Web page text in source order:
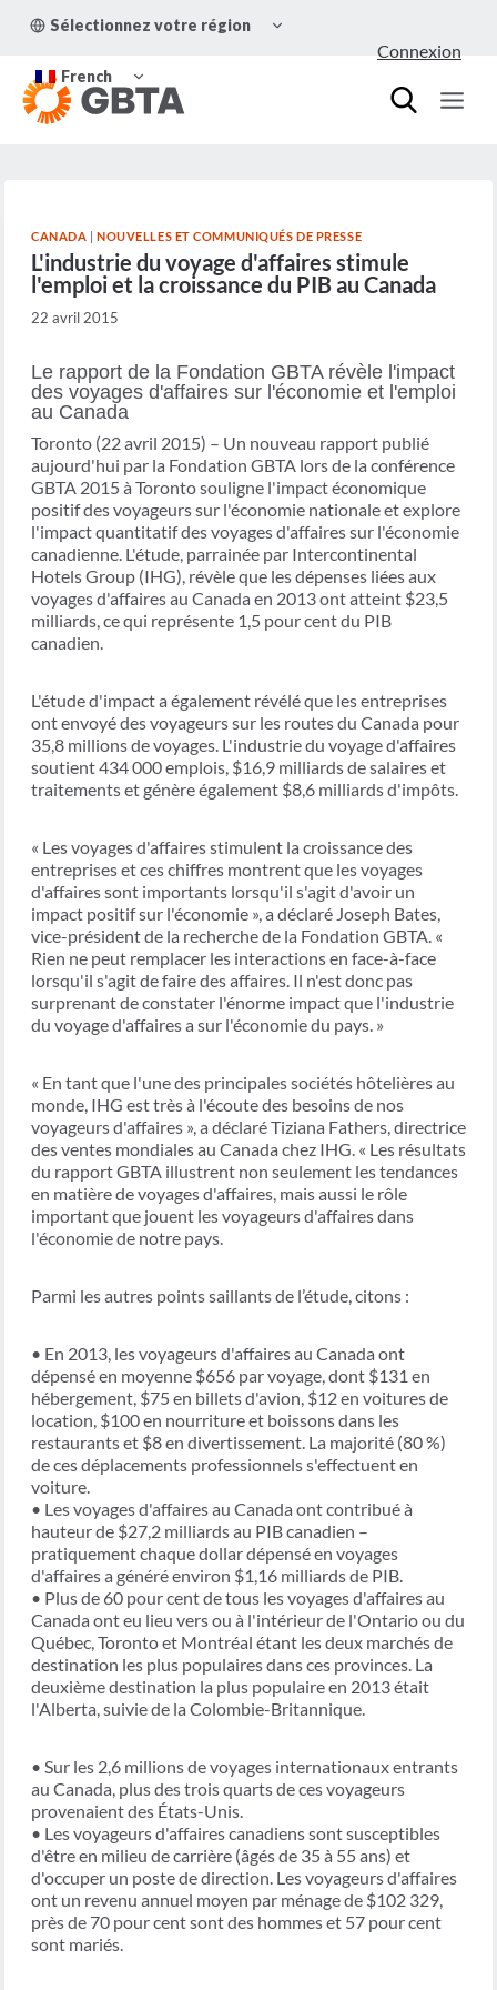
Sélectionnez votre région
LE
French
LE
MENU
ENFANT
Connexion
CANADA |NOUVELLES ET COMMUNIQUÉS DE PRESSE
L'industrie du voyage d'affaires stimule
l'emploi et la croissance du PIB au Canada
22 avril 2015
Le rapport de la Fondation GBTA révèle l'impact
des voyages d'affaires sur l'économie et l'emploi
au Canada
Toronto (22 avril 2015) – Un nouveau rapport publié
aujourd'hui par la Fondation GBTA lors de la conférence
GBTA 2015 à Toronto souligne l'impact économique
positif des voyageurs sur l'économie nationale et explore
l'impact quantitatif des voyages d'affaires sur l'économie
canadienne. L'étude, parrainée par Intercontinental
Hotels Group (IHG), révèle que les dépenses liées aux
voyages d'affaires au Canada en 2013 ont atteint $23,5
milliards, ce qui représente 1,5 pour cent du PIB
canadien.
L'étude d'impact a également révélé que les entreprises
ont envoyé des voyageurs sur les routes du Canada pour
35,8 millions de voyages. L'industrie du voyage d'affaires
soutient 434 000 emplois, $16,9 milliards de salaires et
traitements et génère également $8,6 milliards d'impôts.
« Les voyages d'affaires stimulent la croissance des
entreprises et ces chiffres montrent que les voyages
d'affaires sont importants lorsqu'il s'agit d'avoir un
impact positif sur l'économie », a déclaré Joseph Bates,
vice-président de la recherche de la Fondation GBTA. «
Rien ne peut remplacer les interactions en face-à-face
lorsqu'il s'agit de faire des affaires. Il n'est donc pas
surprenant de constater l'énorme impact que l'industrie
du voyage d'affaires a sur l'économie du pays. »
« En tant que l'une des principales sociétés hôtelières au
monde, IHG est très à l'écoute des besoins de nos
voyageurs d'affaires », a déclaré Tiziana Fathers, directrice
des ventes mondiales au Canada chez IHG. « Les résultats
du rapport GBTA illustrent non seulement les tendances
en matière de voyages d'affaires, mais aussi le rôle
important que jouent les voyageurs d'affaires dans
l'économie de notre pays.
Parmi les autres points saillants de l’étude, citons :
• En 2013, les voyageurs d'affaires au Canada ont
dépensé en moyenne $656 par voyage, dont $131 en
hébergement, $75 en billets d'avion, $12 en voitures de
location, $100 en nourriture et boissons dans les
restaurants et $8 en divertissement. La majorité (80 %)
de ces déplacements professionnels s'effectuent en
voiture.
• Les voyages d'affaires au Canada ont contribué à
hauteur de $27,2 milliards au PIB canadien –
pratiquement chaque dollar dépensé en voyages
d'affaires a généré environ $1,16 milliards de PIB.
• Plus de 60 pour cent de tous les voyages d'affaires au
Canada ont eu lieu vers ou à l'intérieur de l'Ontario ou du
Québec, Toronto et Montréal étant les deux marchés de
destination les plus populaires dans ces provinces. La
deuxième destination la plus populaire en 2013 était
l'Alberta, suivie de la Colombie-Britannique.
• Sur les 2,6 millions de voyages internationaux entrants
au Canada, plus des trois quarts de ces voyageurs
provenaient des États-Unis.
• Les voyageurs d'affaires canadiens sont susceptibles
d'être en milieu de carrière (âgés de 35 à 55 ans) et
d'occuper un poste de direction. Les voyageurs d'affaires
ont un revenu annuel moyen par ménage de $102 329,
près de 70 pour cent sont des hommes et 57 pour cent
sont mariés.